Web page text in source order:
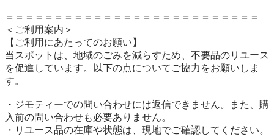
＝＝＝＝＝＝＝＝＝＝＝＝＝＝＝＝＝＝＝＝＝＝＝＝＝＝
＜ご利用案内＞
【ご利用にあたってのお願い】
当スポットは、地域のごみを減らすため、不要品のリユース
を促進しています。以下の点についてご協力をお願いしま
す。
・ジモティーでの問い合わせには返信できません。また、購
入前の問い合わせも必要ありません。
・リユース品の在庫や状態は、現地でご確認してください。